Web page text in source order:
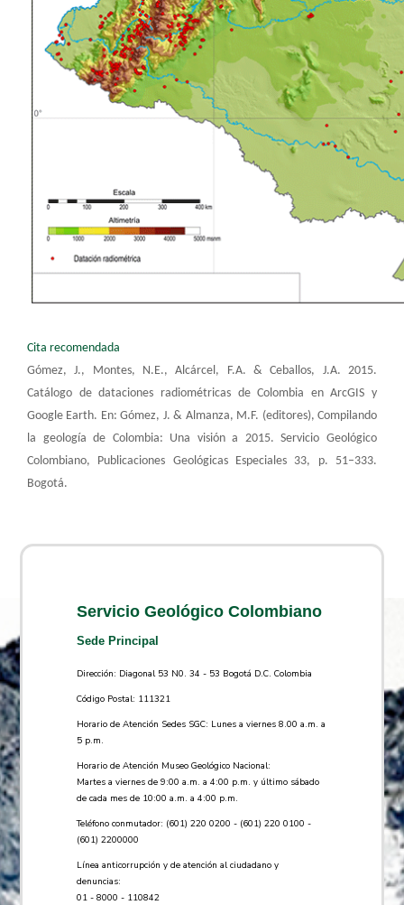
Cita recomendada
Gómez, J., Montes, N.E., Alcárcel, F.A. & Ceballos, J.A. 2015.
Catálogo de dataciones radiométricas de Colombia en ArcGIS y
Google Earth. En: Gómez, J. & Almanza, M.F. (editores), Compilando
la geología de Colombia: Una visión a 2015. Servicio Geológico
Colombiano, Publicaciones Geológicas Especiales 33, p. 51–333.
Bogotá.
Servicio Geológico Colombiano
Sede Principal
Dirección: Diagonal 53 N0. 34 - 53 Bogotá D.C. Colombia
Código Postal: 111321
Horario de Atención Sedes SGC: Lunes a viernes 8.00 a.m. a
5 p.m.
Horario de Atención Museo Geológico Nacional:
Martes a viernes de 9:00 a.m. a 4:00 p.m. y último sábado
de cada mes de 10:00 a.m. a 4:00 p.m.
Teléfono conmutador: (601) 220 0200 - (601) 220 0100 -
(601) 2200000
Línea anticorrupción y de atención al ciudadano y
denuncias:
01 - 8000 - 110842